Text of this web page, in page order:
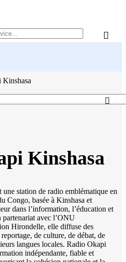
Kinshasa
Kinshasa
une station de radio emblématique en
Congo, basée à Kinshasa et
dans l’information, l’éducation et
partenariat avec l’ONU
Hirondelle, elle diffuse des
de culture, de débat, de
langues locales. Radio Okapi
indépendante, fiable et